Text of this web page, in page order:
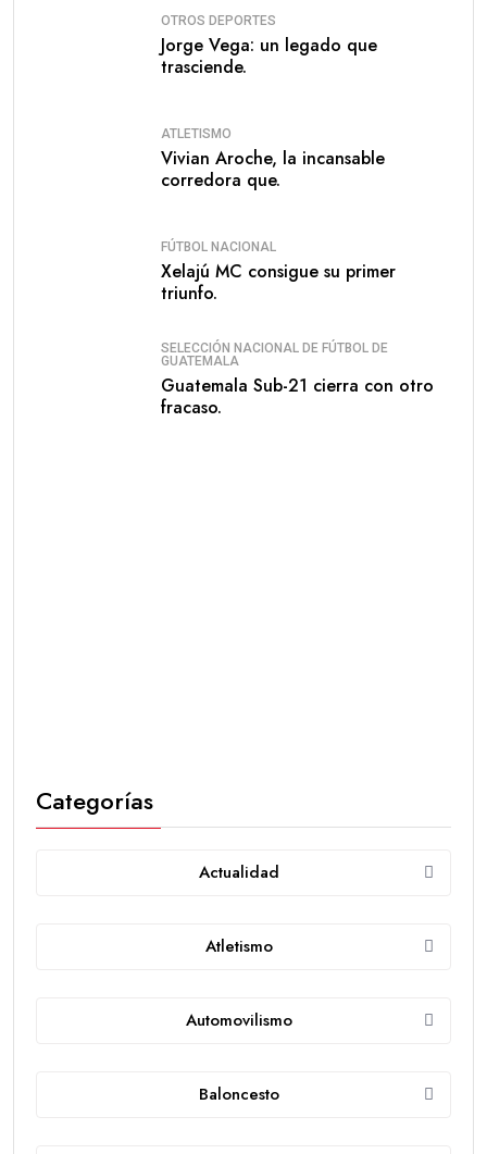
OTROS DEPORTES
Jorge Vega: un legado que
trasciende.
ATLETISMO
Vivian Aroche, la incansable
corredora que.
FÚTBOL NACIONAL
Xelajú MC consigue su primer
triunfo.
SELECCIÓN NACIONAL DE FÚTBOL DE
GUATEMALA
Guatemala Sub-21 cierra con otro
fracaso.
Categorías
Actualidad
Atletismo
Automovilismo
Baloncesto